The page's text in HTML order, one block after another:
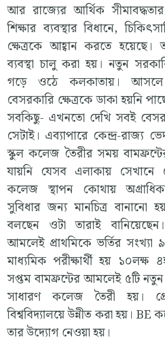
আর রাজ্যের আর্থিক সীমাবদ্ধতার
শিক্ষার ব্যবস্থার বিধানে,
ক্ষেত্রকে আহ্বান করতে হয়েছে।
ব্যবস্থা চালু করা হয়। নতুন
গড়ে ওঠে কলকাতায়। আসলে
বেসরকারি ক্ষেত্রকে ডাকা হয়নি
সবকিছু- এখনতো দেখি সবই
সেটাই। এব্যাপারে কেন্দ্র-
স্কুল কলেজ তৈরীর সময়
যায়নি যেসব এলাকায় সেখানে
কলেজ স্থাপন কোথায়
সুবিধার জন্য মানচিত্র বানানো
বলছেন ওটা তারাই
আমলেই প্রাথমিকে ভর্তির
মাধ্যমিক পরীক্ষার্থী হয় ১০লক্ষ
সপ্তম বামফ্রন্টের আমলেই ৫টি নতুন
সাধারণ কলেজ তৈরী হয়।
বিশ্ববিদ্যালয়ে উন্নীত করা হয়।
তার উদ্যোগ নেওয়া হয়।